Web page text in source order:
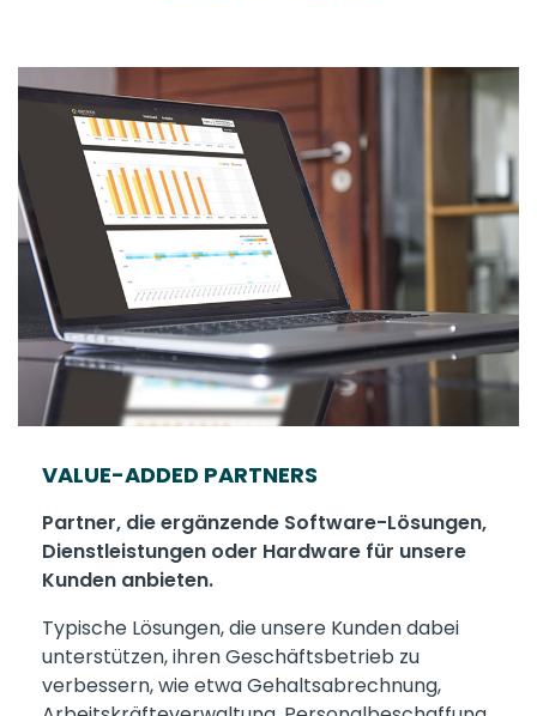
VALUE-ADDED PARTNERS
Partner, die ergänzende Software-Lösungen,
Dienstleistungen oder Hardware für unsere
Kunden anbieten.
Typische Lösungen, die unsere Kunden dabei
unterstützen, ihren Geschäftsbetrieb zu
verbessern, wie etwa Gehaltsabrechnung,